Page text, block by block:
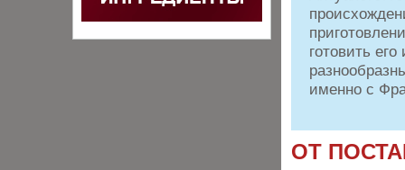
готовить
именно с
ОТ